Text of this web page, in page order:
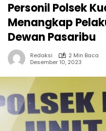
Personil Polsek
Menangkap
Dewan Pasaribu
Redaksi
2 Min Baca
Desember 10, 2023